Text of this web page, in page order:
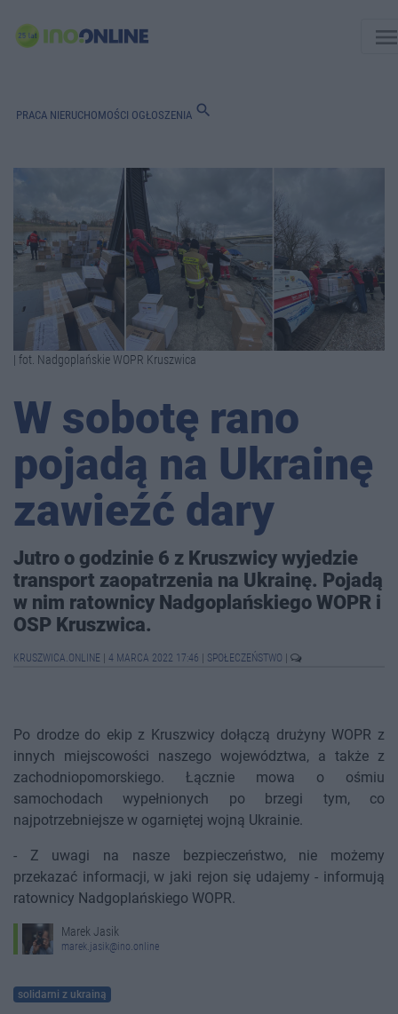
PRACA NIERUCHOMOŚCI OGŁOSZENIA search
| fot. Nadgoplańskie WOPR Kruszwica
W sobotę rano
pojadą na Ukrainę
zawieźć dary
Jutro o godzinie 6 z Kruszwicy wyjedzie
transport zaopatrzenia na Ukrainę. Pojadą
w nim ratownicy Nadgoplańskiego WOPR i
OSP Kruszwica.
KRUSZWICA.ONLINE 4 MARCA 2022 17:46 SPOŁECZEŃSTWO
Po drodze do ekip z Kruszwicy dołączą drużyny WOPR z
innych miejscowości naszego województwa, a także z
zachodniopomorskiego. Łącznie mowa o ośmiu
samochodach wypełnionych po brzegi tym, co
najpotrzebniejsze w ogarniętej wojną Ukrainie.
- Z uwagi na nasze bezpieczeństwo, nie możemy
przekazać informacji, w jaki rejon się udajemy - informują
ratownicy Nadgoplańskiego WOPR.
Marek Jasik
marek.jasik@ino.online
solidarni z ukrainą